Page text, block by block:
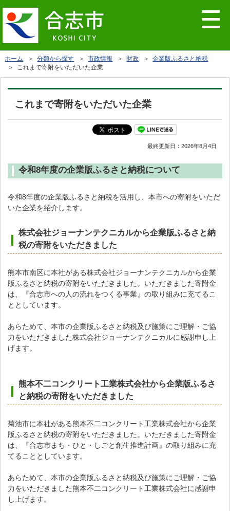
ホーム ＞分類から探す ＞市政情報 ＞財政 ＞企業版ふるさと納税
＞ これまで寄附をいただいた企業
これまで寄附をいただいた企業
最終更新日：2026年8月4日
令和8年度の企業版ふるさと納税について
令和8年度の企業版ふるさと納税を活用し、本市への寄附をいただ
いた企業を紹介します。
株式会社ジョーナンテクニカルから企業版ふるさと納
税の寄附をいただき ました
熊本市南区に本社がある株式会社ジョーナンテクニカルから企業
版ふるさと納税の寄附をいただきました。いただきました寄附金
は、『合志市への人の流れをつくる事業』の取り組みに充てるこ
ととしています。
あらためて、本市の企業版ふるさと納税及び施策にご理解・ご協
力をいただきました株式会社ジョーナンテクニカルに感謝申し上
げます。
熊本不二コンクリート工業株式会社から企業版ふるさ
と納税の寄附をいただき ました
菊池市に本社がある熊本不二コンクリート工業株式会社から企業
版ふるさと納税の寄附をいただきました。いただきました寄附金
は、『合志市まち・ひと・しごと創生推進計画』の取り組みに充
てることとしています。
あらためて、本市の企業版ふるさと納税及び施策にご理解・ご協
力をいただきました熊本不二コンクリート工業株式会社に感謝申
し上げます。